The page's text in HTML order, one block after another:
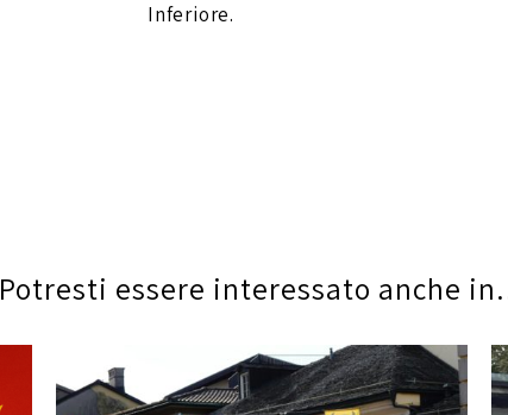
Inferiore.
Potresti essere interessato anche